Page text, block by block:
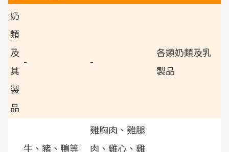
奶
類
及
其
製
品
- -
各類奶類及乳
製品
牛、豬、鴨等
雞胸肉、雞腿
肉、雞心、雞